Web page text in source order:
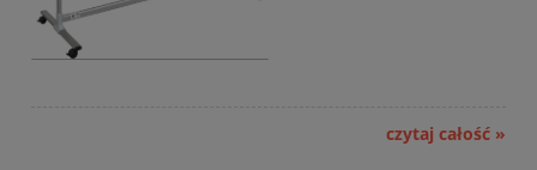
czytaj całość »